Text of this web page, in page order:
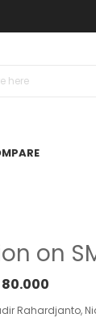
on
price was: Rp
80.000
Rahardjanto,